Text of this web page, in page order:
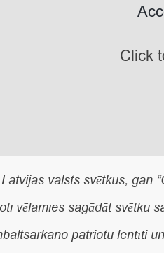
Click
valsts svētkus, gan
vēlamies sagādāt svētku
patriotu lentīti